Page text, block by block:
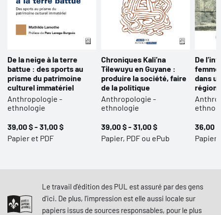
De la neige à la terre
battue : des sports au
prisme du patrimoine
culturel immatériel
Anthropologie -
ethnologie
39,00 $ - 31,00 $
Papier et PDF
Chroniques Kali’na
Tɨlewuyu en Guyane :
produire la société, faire
de la politique
Anthropologie -
ethnologie
39,00 $ - 31,00 $
Papier, PDF ou ePub
De
dans
36,00
Papier,
Le travail d'édition des PUL est assuré par des gens
d'ici. De plus, l'impression est elle aussi locale sur
papiers issus de sources responsables, pour le plus